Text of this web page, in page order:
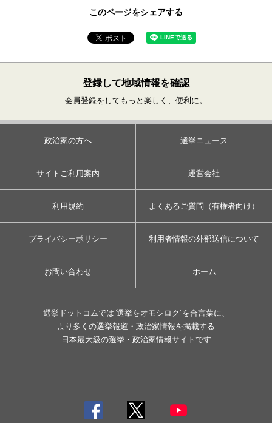
このページをシェアする
登録して地域情報を確認
会員登録をしてもっと楽しく、便利に。
政治家の方へ 選挙ニュース
サイトご利用案内 運営会社
利用規約 よくあるご質問（有権者向け）
プライバシーポリシー 利用者情報の外部送信について
お問い合わせ ホーム
選挙ドットコムでは”選挙をオモシロク”を合言葉に、
より多くの選挙報道・政治家情報を掲載する
日本最大級の選挙・政治家情報サイトです